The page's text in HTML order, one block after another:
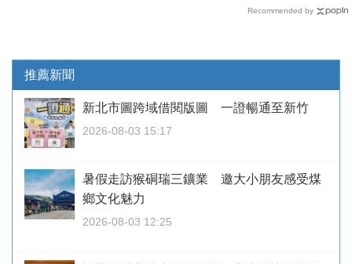
Recommended by
推薦新聞
新北市圖跨域借閱版圖 一證暢通至新竹
2026-08-03 15:17
暑假走訪猴硐瑞三鑛業 邀大小朋友感受煤
鄉文化魅力
2026-08-03 12:25